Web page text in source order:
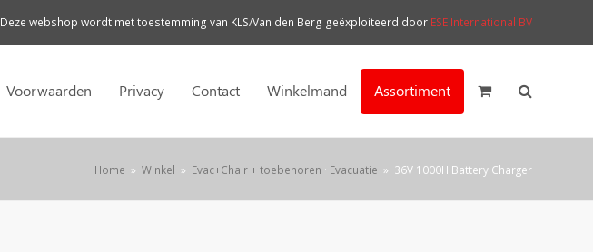
Deze webshop wordt met toestemming van KLS/Van den Berg geëxploiteerd door ESE International BV
Voorwaarden Privacy Contact Winkelmand Assortiment
Home » Winkel » Evac+Chair + toebehoren · Evacuatie » 36V 1000H Battery Charger